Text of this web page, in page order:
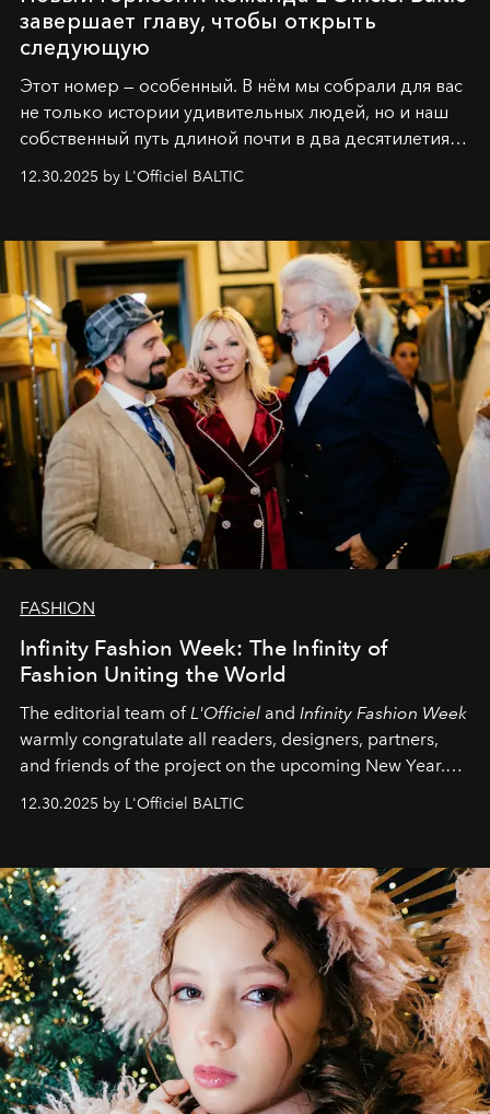
завершает главу, чтобы открыть
следующую
Этот номер — особенный. В нём мы собрали для вас
не только истории удивительных людей, но и наш
собственный путь длиной почти в два десятилетия.
Вместо привычного подведения итогов мы от всей
души говорим спасибо каждому, кто был с нами все
самыми искренними пожеланиями и теплом, ваша
командаL’Officiel Baltic .
12.30.2025 by L'Officiel BALTIC
FASHION
Infinity Fashion Week: The Infinity of
Fashion Uniting the World
The editorial team ofL'Officiel and Infinity Fashion Week
warmly congratulate all readers, designers, partners,
and friends of the project on the upcoming New Year.
May 2026 bring growth, inspiration, bold ideas, and new
achievements.
12.30.2025 by L'Officiel BALTIC